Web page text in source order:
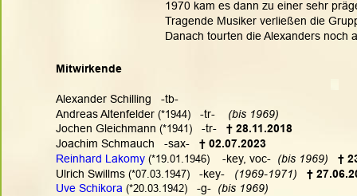
1970 kam es dann zu einer sehr
Tragende Musiker verließen die
Danach tourten die Alexanders noch
Mitwirkende
Alexander Schilling   -tb-
Andreas Altenfelder (*1944)
   -tr-
(bis 1969)
Jochen Gleichmann (*1941)
   -tr-
† 28.11.2018
Joachim Schmauch   -sax-
† 02.07.2023
Reinhard Lakomy (*19.01.1946)
   -key, voc-
(bis 1969)
†
Ulrich Swillms (*07.03.1947)
   -key-
(1969-1971)
†
Uve Schikora (*20.03.1942)
  -g-
(bis 1969)